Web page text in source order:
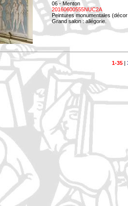
06 - Menton
20160600555NUC2A
Peintures monumentales
Grand salon : allégorie.
1-35|